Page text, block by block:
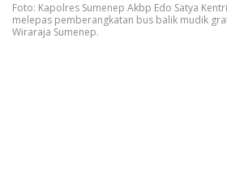
Foto: Kapolres Sumenep Akbp Edo Satya
melepas pemberangkatan bus balik mudik
Wiraraja Sumenep.